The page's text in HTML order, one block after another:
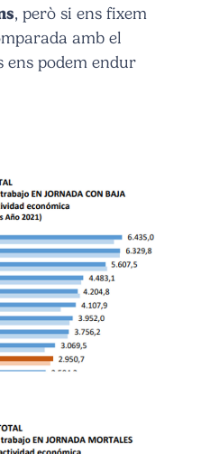
, però si ens fixem
amb el
podem endur